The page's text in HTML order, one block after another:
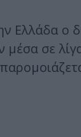
Ελλάδα ο
σε